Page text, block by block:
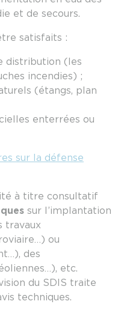
et de secours.
satisfaits :
distribution (les
incendies) ;
(étangs, plan
enterrées ou
sur la défense
à titre consultatif
sur l’implantation
travaux
ou
des
etc.
du SDIS traite
techniques.